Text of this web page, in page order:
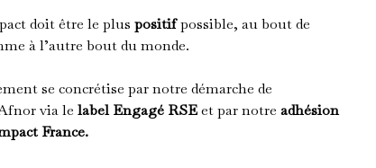
doit être le plus positifpossible, au bout de
à l’autre bout du monde.
se concrétise par notre démarche de
via le label Engagé RSEet par notre adhésion
France.